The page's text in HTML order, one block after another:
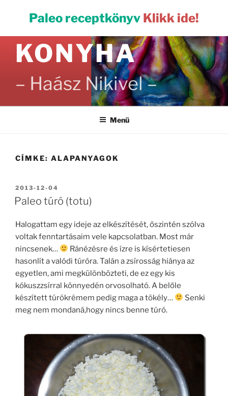
Paleo receptkönyv Klikk ide!
PALEO
KONYHA
– Haász Nikivel –
Menü
CÍMKE: ALAPANYAGOK
BEKÜLDVE:
2013-12-04
Paleo túró (totu)
Halogattam egy ideje az elkészítését, őszintén szólva
voltak fenntartásaim vele kapcsolatban. Most már
nincsenek…
Ránézésre és ízre is kísértetiesen
hasonlít a valódi túróra. Talán a zsírosság hiánya az
egyetlen, ami megkülönbözteti, de ez egy kis
kókuszzsírral könnyedén orvosolható. A belőle
készített túrókrémem pedig maga a tökély…
Senki
meg nem mondaná,hogy nincs benne túró.